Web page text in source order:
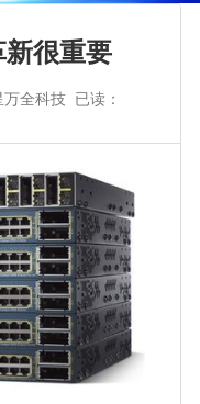
很重要
全科技 已读：